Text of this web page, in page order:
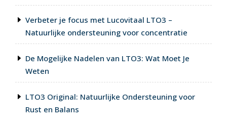
Verbeter je focus met Lucovitaal LTO3 –
Natuurlijke ondersteuning voor concentratie
De Mogelijke Nadelen van LTO3: Wat Moet Je
Weten
LTO3 Original: Natuurlijke Ondersteuning voor
Rust en Balans